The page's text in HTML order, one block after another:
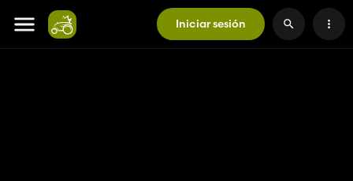
Iniciar sesión